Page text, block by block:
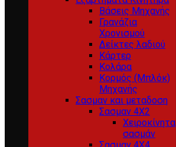
Βάσεις Μηχανής
Γρανάζια
Χρονισμού
Δείκτες λαδιού
Κάρτερ
Κολάρα
Κορμός (Μπλόκ)
Μηχανής
Σασμαν και μεταδοση
Σασμαν 4Χ2
Χειροκίνητα
σασμάν